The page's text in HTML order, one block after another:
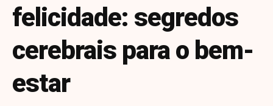
felicidade: segredos
cerebrais para o bem-
estar